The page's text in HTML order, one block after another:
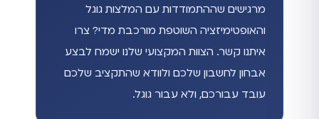
מרגישים שההתמודדות עם המלצות גוגל
והאופטימיזציה השוטפת מורכבת מדי? צרו
איתנו קשר. הצוות המקצועי שלנו ישמח לבצע
אבחון לחשבון שלכם ולוודא שהתקציב שלכם
עובד עבורכם, ולא עבור גוגל.